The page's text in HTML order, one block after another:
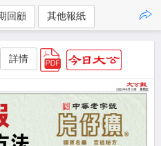
回顧 其他報紙
詳情